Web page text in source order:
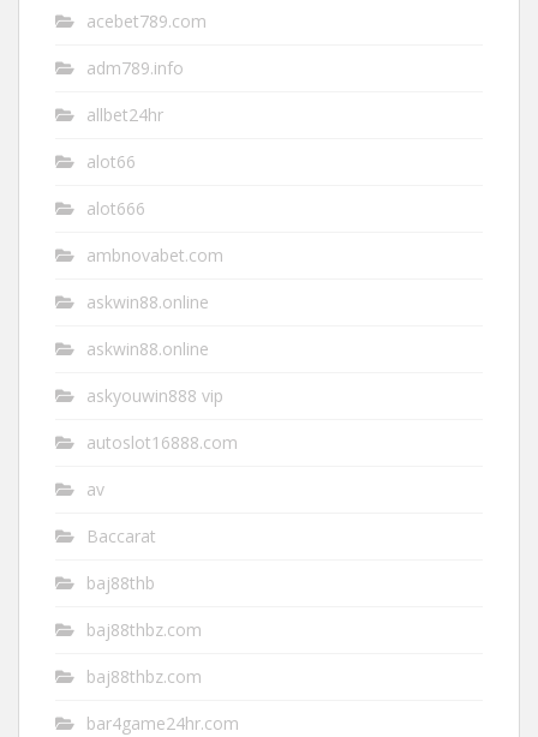
acebet789.com
adm789.info
allbet24hr
alot66
alot666
ambnovabet.com
askwin88.online
askwin88.online
askyouwin888 vip
autoslot16888.com
av
Baccarat
baj88thb
baj88thbz.com
baj88thbz.com
bar4game24hr.com